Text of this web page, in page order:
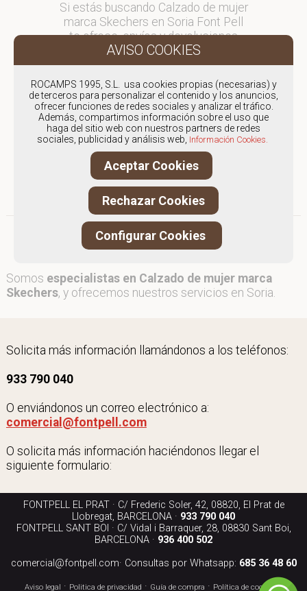
Si estás buscando Calzado de mujer
marca Skechers en Soria Font Pell
te ofrece, envíos y devoluciones
gratuítos a Península y Baleares,
para otros destinos consultar
en comercial@fontpell.com.
Los envíos a Soria gestionados
entre semana se entregarán en
menos de 48 horas; los pedidos
realizados en fin de semana, el
producto se enviará a partir del
lunes.
Somos especialistas en Calzado de mujer marca
Skechers, y ofrecemos nuestros servicios en Soria.
Solicita más información llamándonos a los teléfonos:
933 790 040
O enviándonos un correo electrónico a:
comercial@fontpell.com
O solicita más información haciéndonos llegar el
siguiente formulario:
FONTPELL EL PRAT · C/ Frederic Soler, 42, 08820, El Prat de
Llobregat, BARCELONA · 933 790 040
FONTPELL SANT BOI · C/ Vidal i Barraquer, 28, 08830 Sant Boi,
BARCELONA · 936 400 502
comercial@fontpell.com· Consultas por Whatsapp: 685 36 48 60
Aviso legal · Politica de privacidad · Guía de compra · Política de cookies·
ROCAMPS 1995, S.L. usa cookies propias (necesarias) y
de terceros para personalizar el contenido y los anuncios,
ofrecer funciones de redes sociales y analizar el tráfico.
Además, compartimos información sobre el uso que
haga del sitio web con nuestros partners de redes
sociales, publicidad y análisis web, Información Cookies.
Aceptar Cookies
Rechazar Cookies
Configurar Cookies